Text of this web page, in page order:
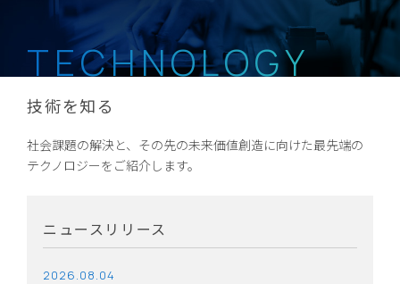
TECHNOLOGY
技術を知る
社会課題の解決と、その先の未来価値創造に向けた最先端の
テクノロジーをご紹介します。
ニュースリリース
2026.08.04